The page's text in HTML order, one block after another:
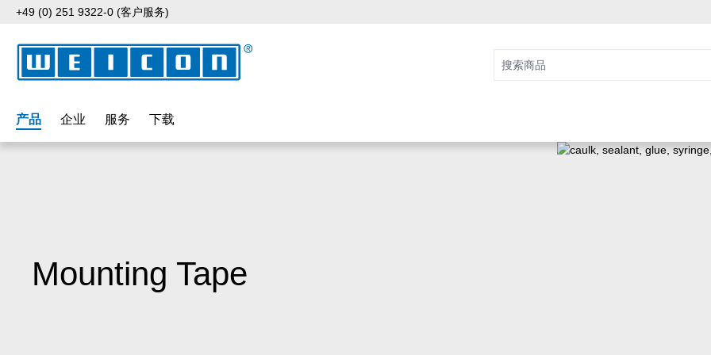
to main content
Skip to search
Skip to main navigation
+49 (0) 251 9322-0 (客户服务)
产品 企业 服务 下载
Mounting Tape